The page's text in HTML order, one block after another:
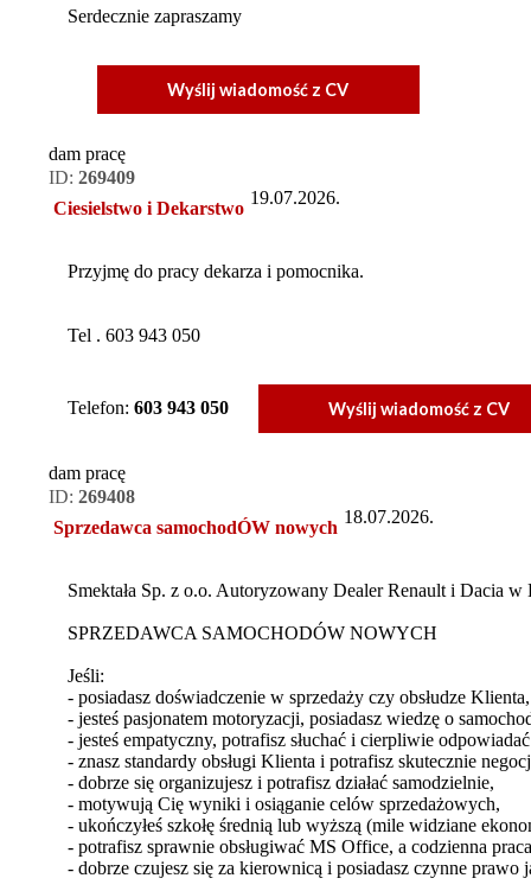
Serdecznie zapraszamy
Wyślij wiadomość z CV
dam pracę
ID: 269409
Ciesielstwo i Dekarstwo
19.07.2026.
Przyjmę do pracy dekarza i pomocnika.
Tel . 603 943 050
Telefon: 603 943 050 Wyślij wiadomość z CV
dam pracę
ID: 269408
Sprzedawca samochodÓW nowych
18.07.2026.
Smektała Sp. z o.o. Autoryzowany Dealer Renault i Dacia
SPRZEDAWCA SAMOCHODÓW NOWYCH
Jeśli:
- posiadasz doświadczenie w sprzedaży czy obsłudze Klienta,
- jesteś pasjonatem motoryzacji, posiadasz wiedzę o
- jesteś empatyczny, potrafisz słuchać i cierpliwie
- znasz standardy obsługi Klienta i potrafisz skutecznie
- dobrze się organizujesz i potrafisz działać samodzielnie,
- motywują Cię wyniki i osiąganie celów sprzedażowych,
- ukończyłeś szkołę średnią lub wyższą (mile widziane
- potrafisz sprawnie obsługiwać MS Office, a codzienna
- dobrze czujesz się za kierownicą i posiadasz czynne prawo